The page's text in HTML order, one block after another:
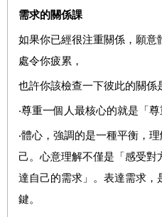
需求的關係課
如果你已經很注重關係，願意
處令你疲累，
也許你該檢查一下彼此的關係
‧尊重一個人最核心的就是「尊
‧體心，強調的是一種平衡，
己。心意理解不僅是「感受
達自己的需求」。表達需求，
鍵。